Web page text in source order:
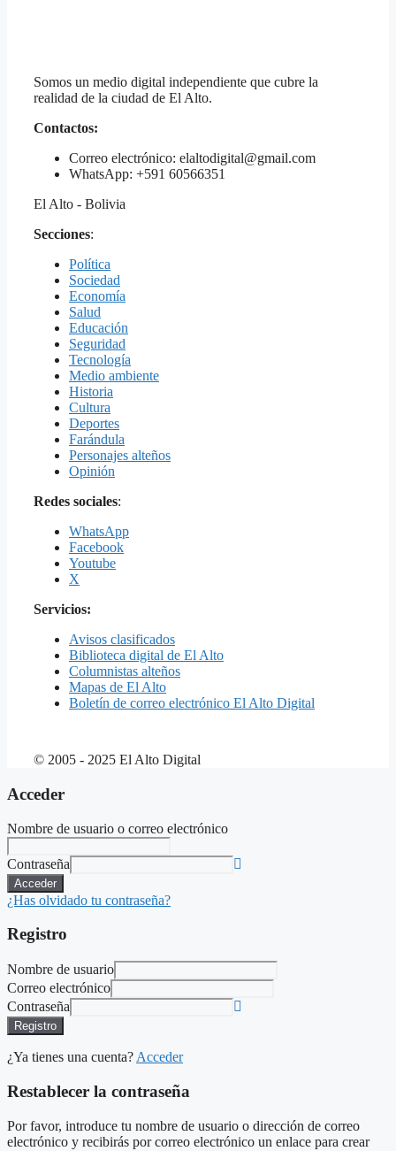
Somos un medio digital independiente que cubre la
realidad de la ciudad de El Alto.
Contactos:
Correo electrónico: elaltodigital@gmail.com
WhatsApp: +591 60566351
El Alto - Bolivia
Secciones:
Política
Sociedad
Economía
Salud
Educación
Seguridad
Tecnología
Medio ambiente
Historia
Cultura
Deportes
Farándula
Personajes alteños
Opinión
Redes sociales:
WhatsApp
Facebook
Youtube
X
Servicios:
Avisos clasificados
Biblioteca digital de El Alto
Columnistas alteños
Mapas de El Alto
Boletín de correo electrónico El Alto Digital
© 2005 - 2025 El Alto Digital
Acceder
Nombre de usuario o correo electrónico
Contraseña
Acceder
¿Has olvidado tu contraseña?
Registro
Nombre de usuario
Correo electrónico
Contraseña
Registro
¿Ya tienes una cuenta? Acceder
Restablecer la contraseña
Por favor, introduce tu nombre de usuario o dirección de correo
electrónico y recibirás por correo electrónico un enlace para crear